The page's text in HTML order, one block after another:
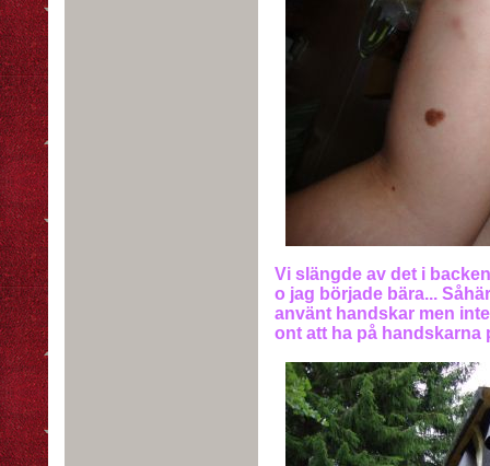
Vi slängde av det i
o jag började bära...
använt handskar men
ont att ha på handskarna